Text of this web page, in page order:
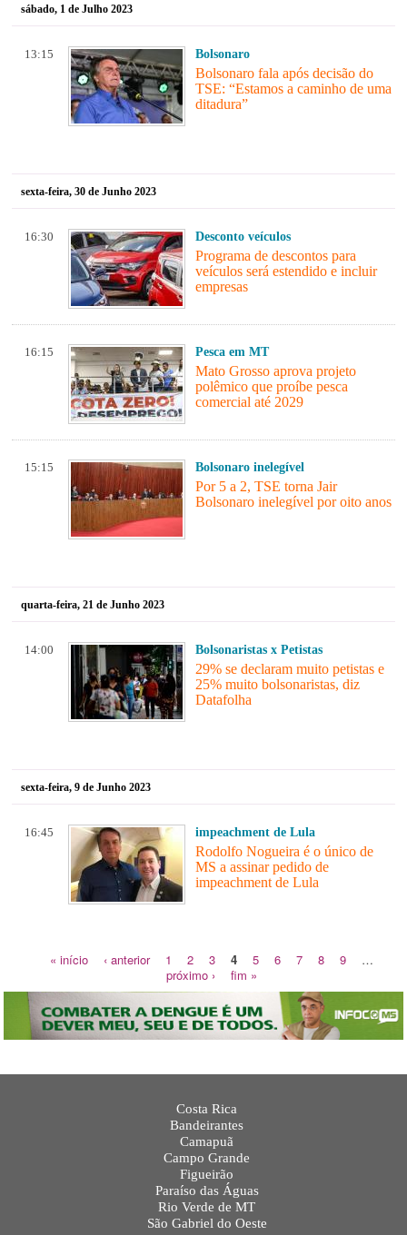
sábado, 1 de Julho 2023
13:15 Bolsonaro
Bolsonaro fala após decisão do
TSE: “Estamos a caminho de uma
ditadura”
sexta-feira, 30 de Junho 2023
16:30 Desconto veículos
Programa de descontos para
veículos será estendido e incluir
empresas
16:15 Pesca em MT
Mato Grosso aprova projeto
polêmico que proíbe pesca
comercial até 2029
15:15 Bolsonaro inelegível
Por 5 a 2, TSE torna Jair
Bolsonaro inelegível por oito anos
quarta-feira, 21 de Junho 2023
14:00 Bolsonaristas x Petistas
29% se declaram muito petistas e
25% muito bolsonaristas, diz
Datafolha
sexta-feira, 9 de Junho 2023
16:45 impeachment de Lula
Rodolfo Nogueira é o único de
MS a assinar pedido de
impeachment de Lula
« início ‹ anterior 1 2 3 4 5 6 7 8 9
…
próximo ›
fim »
Costa Rica
Bandeirantes
Camapuã
Campo Grande
Figueirão
Paraíso das Águas
Rio Verde de MT
São Gabriel do Oeste